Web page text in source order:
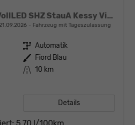
FR DSG NeuMod VollLED SHZ StauA Kessy VirC
21.09.2026 Fahrzeug mit Tageszulassung
Getriebe Automatik
Außenfarbe Fiord Blau
Kilometerstand 10 km
Details
5,70 l/100km